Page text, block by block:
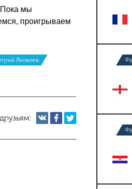
Пока мы
проигрываем
Яковлев